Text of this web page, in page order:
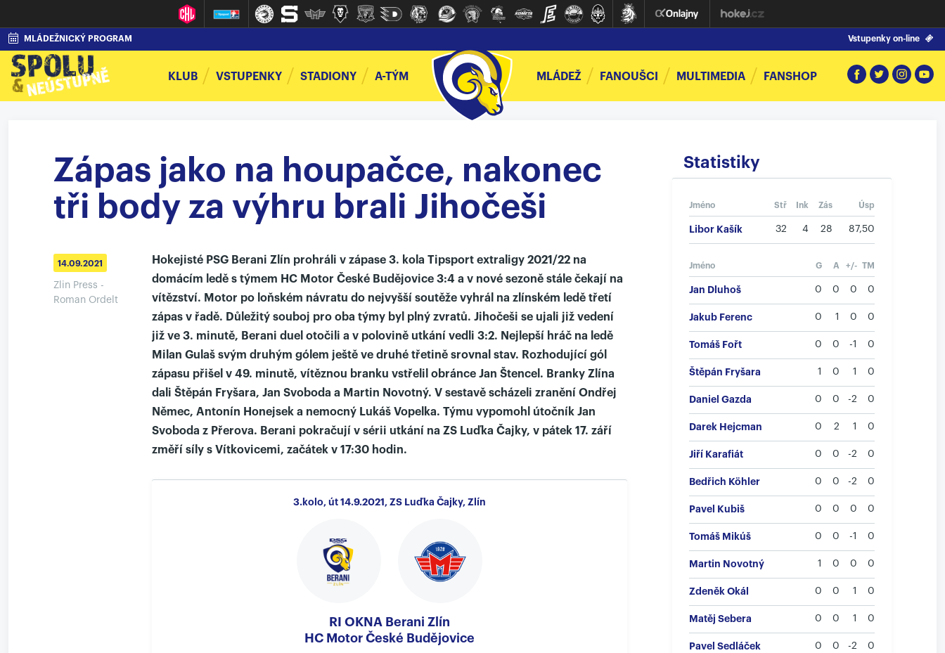
MLÁDEŽNICKÝ PROGRAM Vstupenky on-line
KLUB VSTUPENKY STADIONY A-TÝM MLÁDEŽ FANOUŠCI MULTIMEDIA FANSHOP
Zápas jako na houpačce, nakonec
tři body za výhru brali Jihočeši
14.09.2021
Zlin Press -
Roman Ordelt
Hokejisté PSG Berani Zlín prohráli v zápase 3. kola Tipsport extraligy 2021/22 na
domácím ledě s týmem HC Motor České Budějovice 3:4 a v nové sezoně stále čekají na
vítězství. Motor po loňském návratu do nejvyšší soutěže vyhrál na zlínském ledě třetí
zápas v řadě. Důležitý souboj pro oba týmy byl plný zvratů. Jihočeši se ujali již vedení
již ve 3. minutě, Berani duel otočili a v polovině utkání vedli 3:2. Nejlepší hráč na ledě
Milan Gulaš svým druhým gólem ještě ve druhé třetině srovnal stav. Rozhodující gól
zápasu přišel v 49. minutě, vítěznou branku vstřelil obránce Jan Štencel. Branky Zlína
dali Štěpán Fryšara, Jan Svoboda a Martin Novotný. V sestavě scházeli zranění Ondřej
Němec, Antonín Honejsek a nemocný Lukáš Vopelka. Týmu vypomohl útočník Jan
Svoboda z Přerova. Berani pokračují v sérii utkání na ZS Luďka Čajky, v pátek 17. září
změří síly s Vítkovicemi, začátek v 17:30 hodin.
3.kolo, út 14.9.2021, ZS Luďka Čajky, Zlín
RI OKNA Berani Zlín
HC Motor České Budějovice
Statistiky
Jméno Stř Ink Zás Úsp
Libor Kašík 32 4 28 87,50
Jméno G A +/- TM
Jan Dluhoš 0 0 0 0
Jakub Ferenc 0 1 0 0
Tomáš Fořt 0 0 -1 0
Štěpán Fryšara 1 0 1 0
Daniel Gazda 0 0 -2 0
Darek Hejcman 0 2 1 0
Jiří Karafiát 0 0 -2 0
Bedřich Köhler 0 0 -2 0
Pavel Kubiš 0 0 0 0
Tomáš Mikúš 0 0 -1 0
Martin Novotný 1 0 0 0
Zdeněk Okál 0 0 1 0
Matěj Sebera 0 0 1 0
Pavel Sedláček 0 0 -2 0